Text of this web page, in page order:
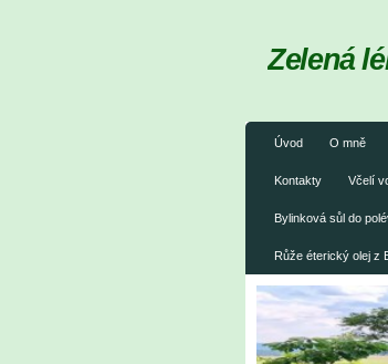
Úvod O mně
Kontakty Včelí
Bylinková sůl do
Růže éterický olej z
Zelená